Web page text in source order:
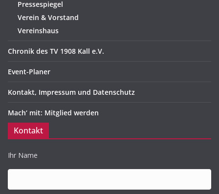
Pressespiegel
Verein & Vorstand
Vereinshaus
Chronik des TV 1908 Kall e.V.
Event-Planer
Kontakt, Impressum und Datenschutz
Mach‘ mit: Mitglied werden
Kontakt
Ihr Name